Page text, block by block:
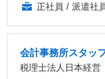
正社員 / 派遣社
会計事務所スタッ
税理士法人日本経営